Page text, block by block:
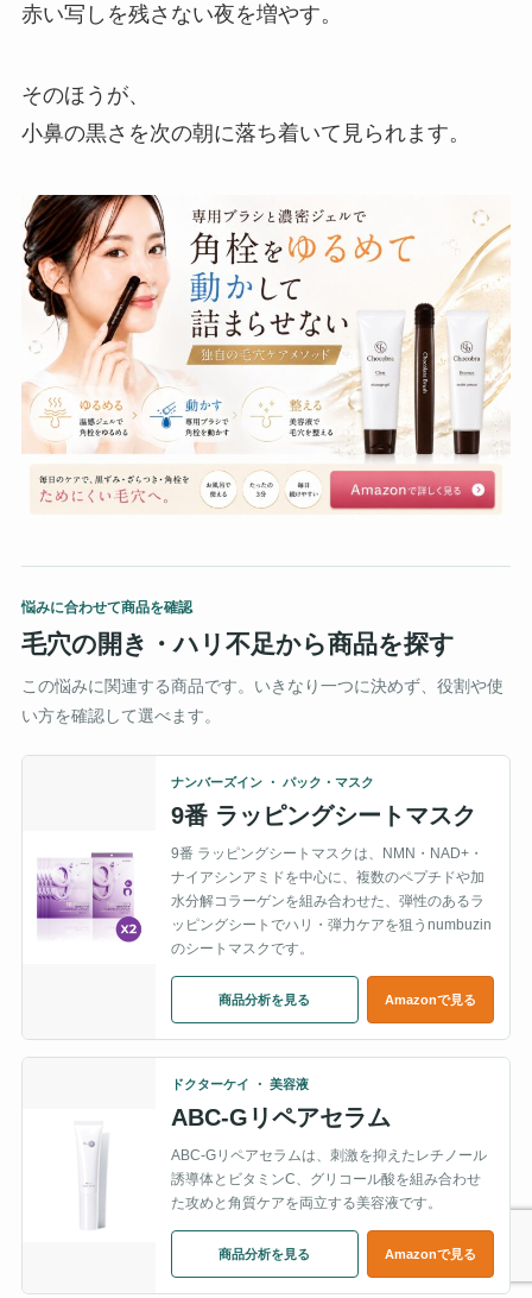
赤い写しを残さない夜を増やす。
そのほうが、
小鼻の黒さを次の朝に落ち着いて見られます。
悩みに合わせて商品を確認
毛穴の開き・ハリ不足から商品を探す
この悩みに関連する商品です。いきなり一つに決めず、役割や使
い方を確認して選べます。
ナンバーズイン ・ パック・マスク
9番 ラッピングシートマスク
9番 ラッピングシートマスクは、NMN・NAD+・
ナイアシンアミドを中心に、複数のペプチドや加
水分解コラーゲンを組み合わせた、弾性のあるラ
ッピングシートでハリ・弾力ケアを狙うnumbuzin
のシートマスクです。
商品分析を見る Amazonで見る
ドクターケイ ・ 美容液
ABC-Gリペアセラム
ABC-Gリペアセラムは、刺激を抑えたレチノール
誘導体とビタミンC、グリコール酸を組み合わせ
た攻めと角質ケアを両立する美容液です。
商品分析を見る Amazonで見る